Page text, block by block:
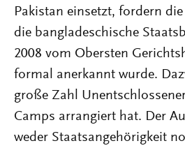
Pakistan einsetzt, fordern
die bangladeschische
2008 vom Obersten
formal anerkannt wurde.
große Zahl
Camps arrangiert hat. Der
weder Staatsangehörigkeit